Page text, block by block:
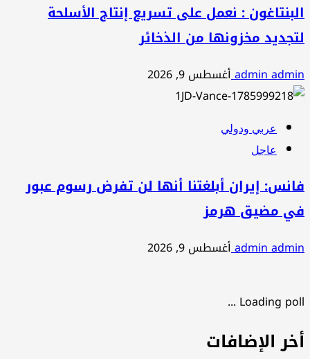
البنتاغون : نعمل على تسريع إنتاج الأسلحة
لتجديد مخزونها من الذخائر
admin adminأغسطس 9, 2026
عربي ودولي
عاجل
فانس: إيران أبلغتنا أنها لن تفرض رسوم عبور
في مضيق هرمز
admin adminأغسطس 9, 2026
Loading poll ...
أخر الإضافات